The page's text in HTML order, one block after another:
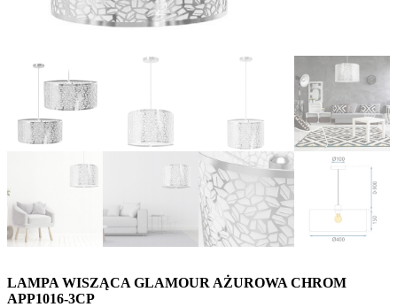
LAMPA WISZĄCA GLAMOUR AŻUROWA CHROM
APP1016-3CP